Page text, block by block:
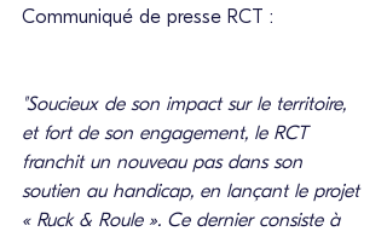
Communiqué de presse RCT :
"Soucieux de son impact sur le territoire,
et fort de son engagement, le RCT
franchit un nouveau pas dans son
soutien au handicap, en lançant le projet
« Ruck & Roule ». Ce dernier consiste à